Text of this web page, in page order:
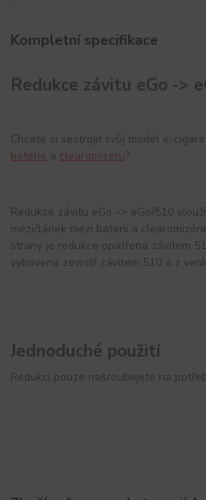
Kompletní specifikace
Redukce závitu eGo ->
Chcete si sestrojit svůj model e-
baterie a clearomizéru?
Redukce závitu eGo -> eGo/510
mezičlánek mezi baterií a
strany je redukce opatřena závitem
vybavena zevnitř závitem 510 a z
Jednoduché použití
Redukci pouze našroubejete na